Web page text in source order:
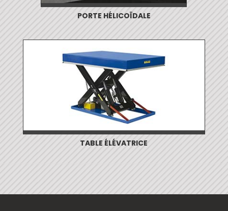
PORTE HÉLICOÏDALE
TABLE ÉLÉVATRICE